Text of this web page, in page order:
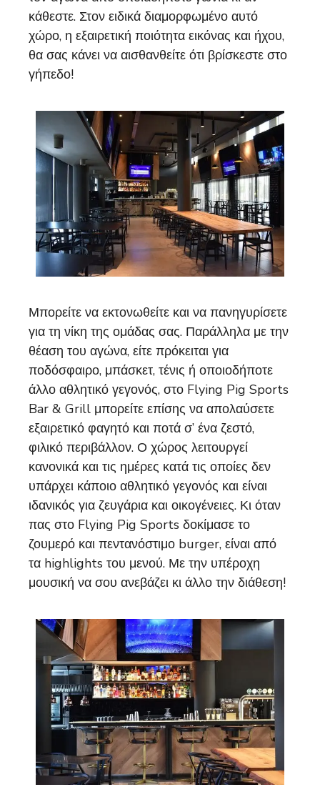
κάθεστε. Στον ειδικά διαμορφωμένο αυτό
χώρο, η εξαιρετική ποιότητα εικόνας και ήχου,
θα σας κάνει να αισθανθείτε ότι βρίσκεστε στο
γήπεδο!
Μπορείτε να εκτονωθείτε και να πανηγυρίσετε
για τη νίκη της ομάδας σας. Παράλληλα με την
θέαση του αγώνα, είτε πρόκειται για
ποδόσφαιρο, μπάσκετ, τένις ή οποιοδήποτε
άλλο αθλητικό γεγονός, στο Flying Pig Sports
Bar & Grill μπορείτε επίσης να απολαύσετε
εξαιρετικό φαγητό και ποτά σ’ ένα ζεστό,
φιλικό περιβάλλον. Ο χώρος λειτουργεί
κανονικά και τις ημέρες κατά τις οποίες δεν
υπάρχει κάποιο αθλητικό γεγονός και είναι
ιδανικός για ζευγάρια και οικογένειες. Κι όταν
πας στο Flying Pig Sports δοκίμασε το
ζουμερό και πεντανόστιμο burger, είναι από
τα highlights του μενού. Με την υπέροχη
μουσική να σου ανεβάζει κι άλλο την διάθεση!